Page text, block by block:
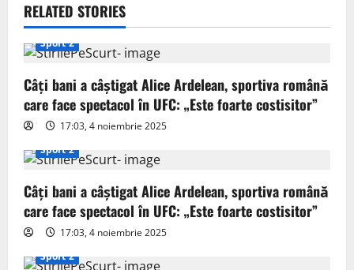
v
i
g
a
t
i
o
n
RELATED STORIES
Sport 2
Câți bani a câștigat Alice Ardelean, sportiva română
care face spectacol în UFC: „Este foarte costisitor”
17:03, 4 noiembrie 2025
Sport 2
Câți bani a câștigat Alice Ardelean, sportiva română
care face spectacol în UFC: „Este foarte costisitor”
17:03, 4 noiembrie 2025
Sport 2